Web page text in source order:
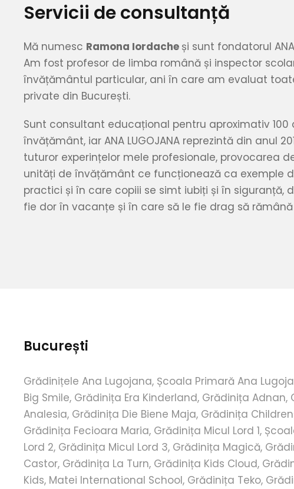
Servicii de consultanță
Mă numesc Ramona Iordache și sunt fondatorul ANA
Am fost profesor de limba română și inspector
învățământul particular, ani în care am evaluat
private din București.
Sunt consultant educațional pentru aproximativ 100
învățământ, iar ANA LUGOJANA reprezintă din anul
tuturor experințelor mele profesionale, provocarea
unități de învățământ ce funcționează ca exemple
practici și în care copiii se simt iubiți și în siguranță,
fie dor în vacanțe și în care să le fie drag să rămână
București
Grădinițele Ana Lugojana, Școala Primară Ana
Big Smile, Grădinița Era Kinderland, Grădinița Adnan,
Analesia, Grădinița Die Biene Maja, Grădinița
Grădinița Fecioara Maria, Grădinița Micul Lord 1,
Lord 2, Grădinița Micul Lord 3, Grădinița Magică,
Castor, Grădinița La Turn, Grădinița Kids Cloud,
Kids, Matei International School, Grădinița Teko,